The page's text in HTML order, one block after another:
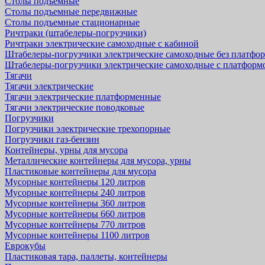
Столы подъемные передвижные
Столы подъемные стационарные
Ричтраки (штабелеры-погрузчики)
Ричтраки электрические самоходные с кабиной
Штабелеры-погрузчики электрические самоходные без
Штабелеры-погрузчики электрические самоходные с
Тягачи
Тягачи электрические
Тягачи электрические платформенные
Тягачи электрические поводковые
Погрузчики
Погрузчики электрические трехопорные
Погрузчики газ-бензин
Контейнеры, урны для мусора
Металлические контейнеры для мусора, урны
Пластиковые контейнеры для мусора
Мусорные контейнеры 120 литров
Мусорные контейнеры 240 литров
Мусорные контейнеры 360 литров
Мусорные контейнеры 660 литров
Мусорные контейнеры 770 литров
Мусорные контейнеры 1100 литров
Еврокубы
Пластиковая тара, паллеты, контейнеры